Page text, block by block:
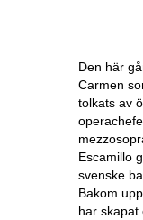
Den här
Carmen
tolkats av
Escamillo
svenske
Bakom
har skapat